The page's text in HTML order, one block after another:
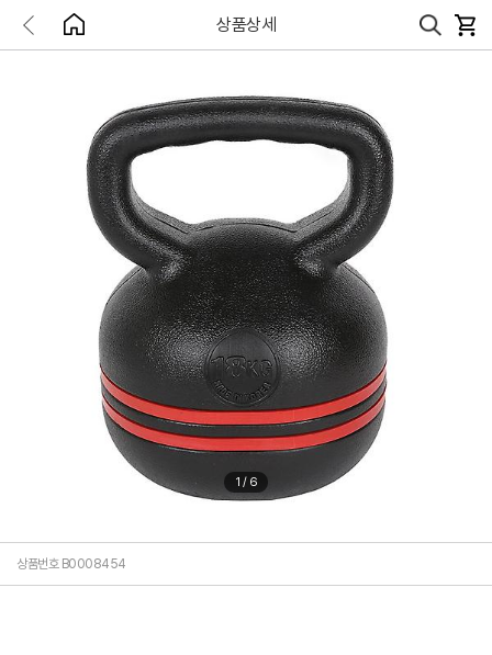
상품상세
1 / 6
상품번호 B0008454